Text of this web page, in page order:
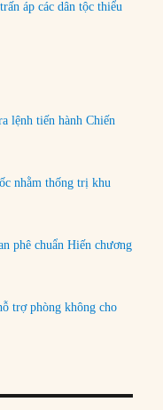
áp các dân tộc thiểu
lệnh tiến hành Chiến
nhằm thống trị khu
phê chuẩn Hiến chương
trợ phòng không cho